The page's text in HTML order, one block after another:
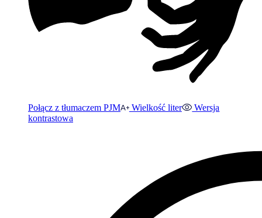
Połącz z tłumaczem PJM Wielkość liter
Wersja
kontrastowa